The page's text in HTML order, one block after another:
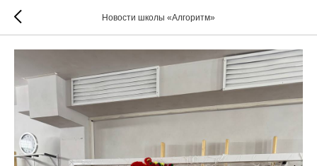
Новости школы «Алгоритм»